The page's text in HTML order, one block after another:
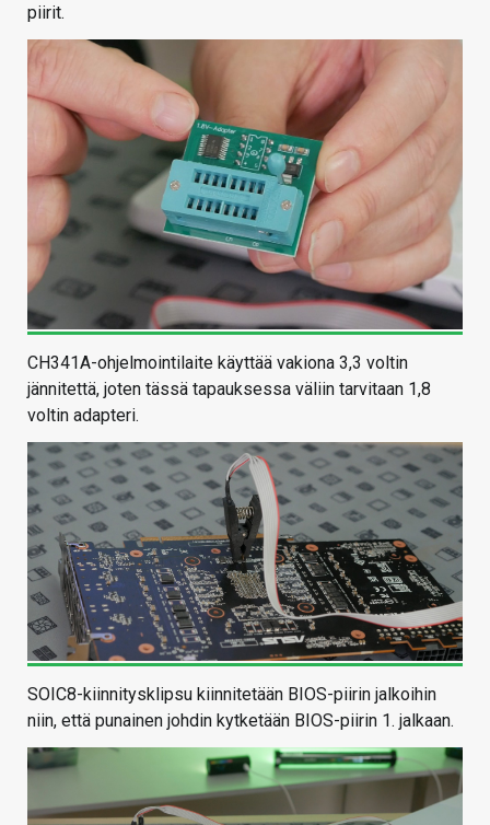
piirit.
CH341A-ohjelmointilaite käyttää vakiona 3,3 voltin
jännitettä, joten tässä tapauksessa väliin tarvitaan 1,8
voltin adapteri.
SOIC8-kiinnitysklipsu kiinnitetään BIOS-piirin jalkoihin
niin, että punainen johdin kytketään BIOS-piirin 1. jalkaan.